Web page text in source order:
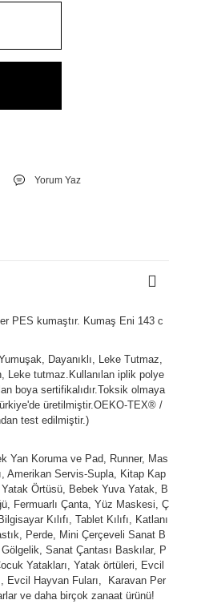
Yorum Yaz
PES kumaştır. Kumaş Eni 143 c
Dayanıklı, Leke Tutmaz,
Leke tutmaz.Kullanılan iplik polye
boya sertifikalıdır.Toksik olmaya
üretilmiştir.OEKO-TEX® /
test edilmiştir.)
Yan Koruma ve Pad, Runner, Mas
Amerikan Servis-Supla, Kitap Kap
Yatak Örtüsü, Bebek Yuva Yatak, B
Fermuarlı Çanta, Yüz Maskesi, Ç
Kılıfı, Tablet Kılıfı, Katlanı
Perde, Mini Çerçeveli Sanat B
Sanat Çantası Baskılar, P
Yatakları, Yatak örtüleri, Evcil
Evcil Hayvan Fuları, Karavan Per
ve daha birçok zanaat ürünü!